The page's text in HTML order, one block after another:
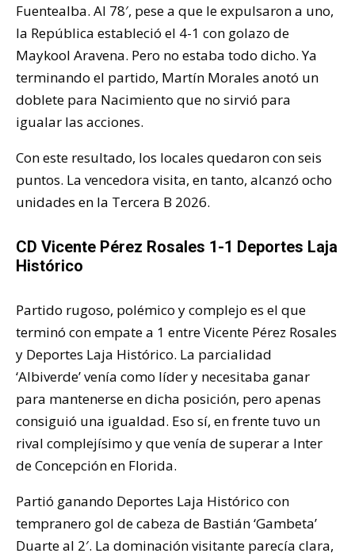
Fuentealba. Al 78′, pese a que le expulsaron a uno,
la República estableció el 4-1 con golazo de
Maykool Aravena. Pero no estaba todo dicho. Ya
terminando el partido, Martín Morales anotó un
doblete para Nacimiento que no sirvió para
igualar las acciones.
Con este resultado, los locales quedaron con seis
puntos. La vencedora visita, en tanto, alcanzó ocho
unidades en la Tercera B 2026.
CD Vicente Pérez Rosales 1-1 Deportes Laja
Histórico
Partido rugoso, polémico y complejo es el que
terminó con empate a 1 entre Vicente Pérez Rosales
y Deportes Laja Histórico. La parcialidad
‘Albiverde’ venía como líder y necesitaba ganar
para mantenerse en dicha posición, pero apenas
consiguió una igualdad. Eso sí, en frente tuvo un
rival complejísimo y que venía de superar a Inter
de Concepción en Florida.
Partió ganando Deportes Laja Histórico con
tempranero gol de cabeza de Bastián ‘Gambeta’
Duarte al 2′. La dominación visitante parecía clara,